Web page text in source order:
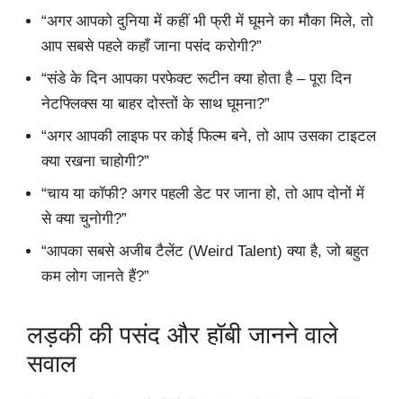
“अगर आपको दुनिया में कहीं भी फ्री में घूमने का मौका मिले, तो
आप सबसे पहले कहाँ जाना पसंद करोगी?”
“संडे के दिन आपका परफेक्ट रूटीन क्या होता है – पूरा दिन
नेटफ्लिक्स या बाहर दोस्तों के साथ घूमना?”
“अगर आपकी लाइफ पर कोई फिल्म बने, तो आप उसका टाइटल
क्या रखना चाहोगी?”
“चाय या कॉफी? अगर पहली डेट पर जाना हो, तो आप दोनों में
से क्या चुनोगी?”
“आपका सबसे अजीब टैलेंट (Weird Talent) क्या है, जो बहुत
कम लोग जानते हैं?”
लड़की की पसंद और हॉबी जानने वाले
सवाल